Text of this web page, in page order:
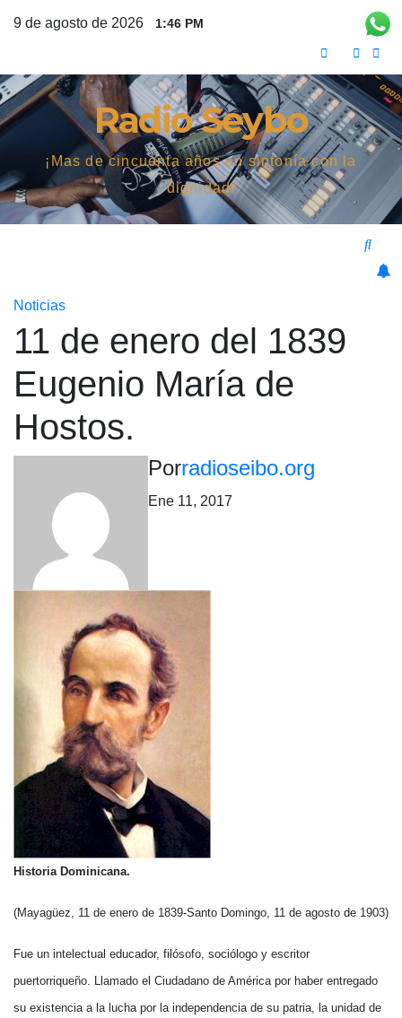
9 de agosto de 2026 1:46 PM
Radio Seybo
¡Mas de cincuenta años en sintonía con la
dignidad!
Noticias
11 de enero del 1839
Eugenio María de
Hostos.
Porradioseibo.org
Ene 11, 2017
Historia Dominicana.
(Mayagüez, 11 de enero de 1839-Santo Domingo, 11 de agosto de 1903)
Fue un intelectual educador, filósofo, sociólogo y escritor
puertorriqueño. Llamado el Ciudadano de América por haber entregado
su existencia a la lucha por la independencia de su patria, la unidad de